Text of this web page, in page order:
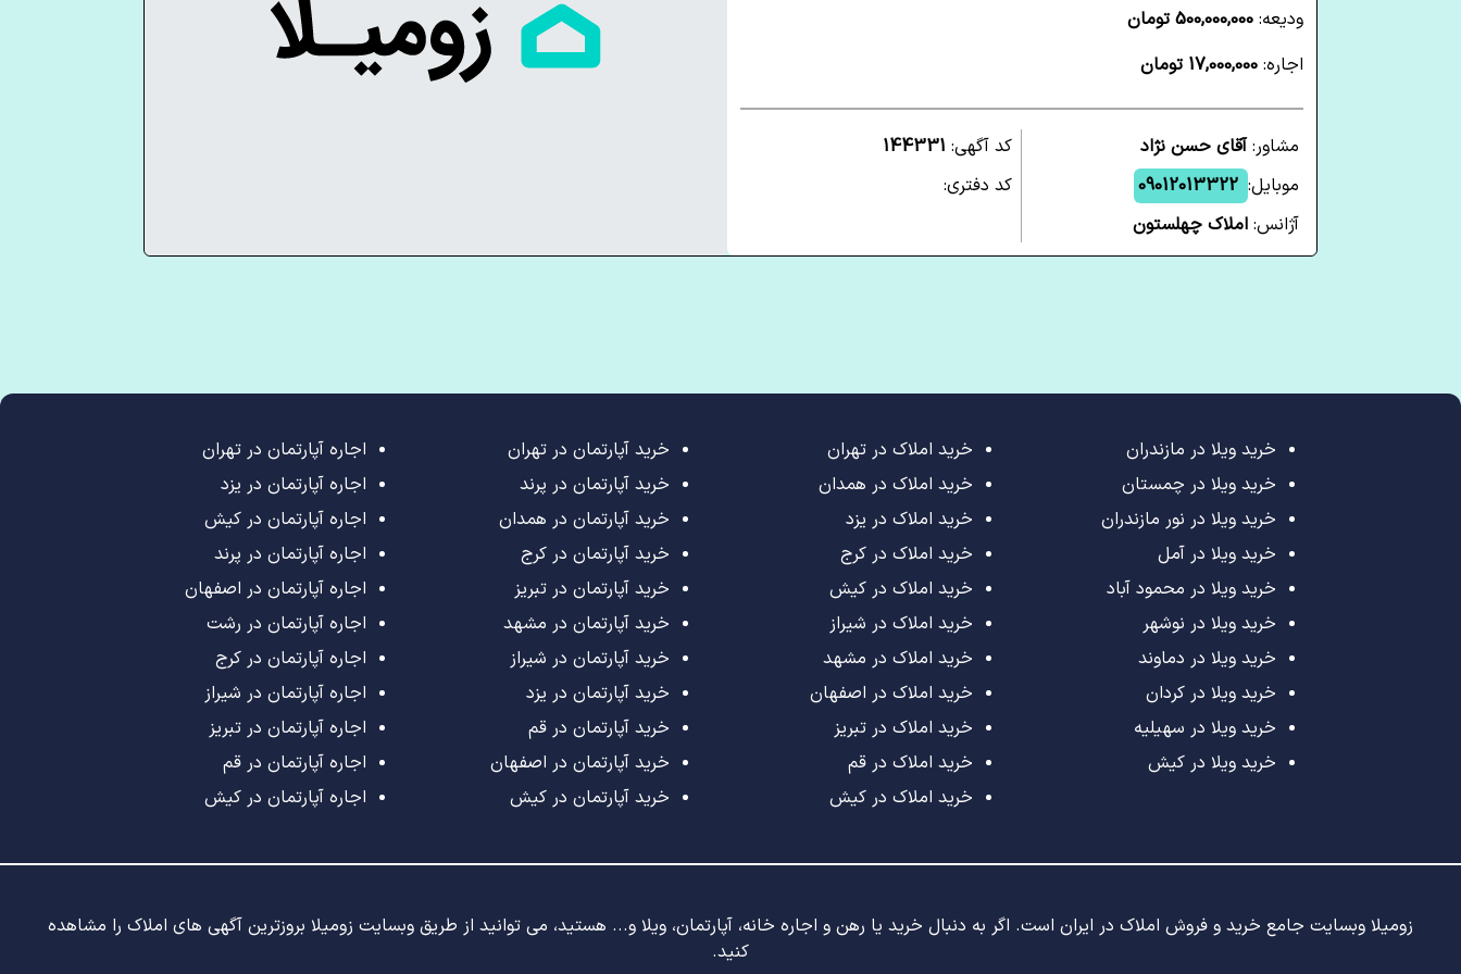
ودیعه: 500,000,000 تومان
اجاره: 17,000,000 تومان
مشاور:آقای حسن نژاد
موبایل: 09012013322
آژانس: املاک چهلستون
کد آگهی: 144331
کد دفتری:
خرید ویلا در مازندران
خرید ویلا در چمستان
خرید ویلا در نور مازندران
خرید ویلا در آمل
خرید ویلا در محمود آباد
خرید ویلا در نوشهر
خرید ویلا در دماوند
خرید ویلا در کردان
خرید ویلا در سهیلیه
خرید ویلا در کیش
خرید املاک در تهران
خرید املاک در همدان
خرید املاک در یزد
خرید املاک در کرج
خرید املاک در کیش
خرید املاک در شیراز
خرید املاک در مشهد
خرید املاک در اصفهان
خرید املاک در تبریز
خرید املاک در قم
خرید املاک در کیش
خرید آپارتمان در تهران
خرید آپارتمان در پرند
خرید آپارتمان در همدان
خرید آپارتمان در کرج
خرید آپارتمان در تبریز
خرید آپارتمان در مشهد
خرید آپارتمان در شیراز
خرید آپارتمان در یزد
خرید آپارتمان در قم
خرید آپارتمان در اصفهان
خرید آپارتمان در کیش
اجاره آپارتمان در تهران
اجاره آپارتمان در یزد
اجاره آپارتمان در کیش
اجاره آپارتمان در پرند
اجاره آپارتمان در اصفهان
اجاره آپارتمان در رشت
اجاره آپارتمان در کرج
اجاره آپارتمان در شیراز
اجاره آپارتمان در تبریز
اجاره آپارتمان در قم
اجاره آپارتمان در کیش
زومیلا وبسایت جامع خرید و فروش املاک در ایران است. اگر به دنبال خرید یا رهن و اجاره خانه، آپارتمان، ویلا و... هستید، می توانید از طریق وبسایت زومیلا بروزترین آگهی های املاک را مشاهده
کنید.